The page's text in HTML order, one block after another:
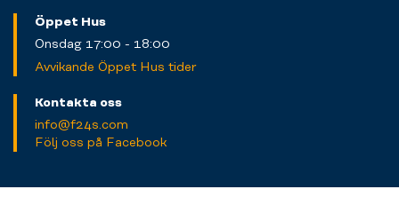
Öppet Hus
Onsdag 17:00 - 18:00
Avvikande Öppet Hus tider
Kontakta oss
info@f24s.com
Följ oss på Facebook